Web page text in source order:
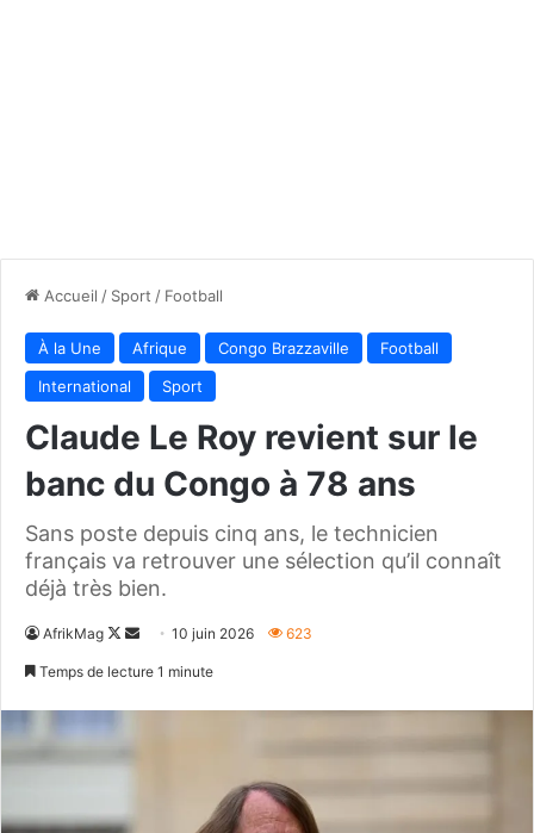
Accueil / Sport / Football
À la Une Afrique Congo Brazzaville
Football
International
Sport
Claude Le Roy revient sur le
banc du Congo à 78 ans
Sans poste depuis cinq ans, le technicien
français va retrouver une sélection qu’il connaît
déjà très bien.
AfrikMag
Follow
Envoyer10 juin 2026 623
Temps de lecture 1 minute